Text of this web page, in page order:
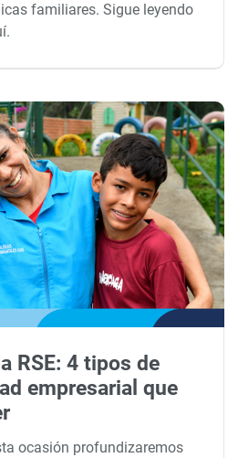
familiares. Sigue leyendo
RSE: 4 tipos de
empresarial que
ocasión profundizaremos